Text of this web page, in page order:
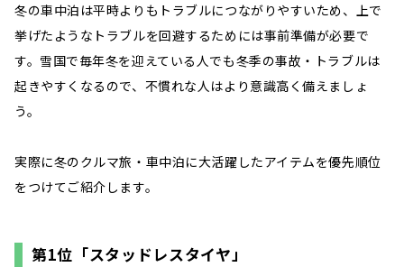
冬の車中泊は平時よりもトラブルにつながりやすいため、上で
挙げたようなトラブルを回避するためには事前準備が必要で
す。雪国で毎年冬を迎えている人でも冬季の事故・トラブルは
起きやすくなるので、不慣れな人はより意識高く備えましょ
う。
実際に冬のクルマ旅・車中泊に大活躍したアイテムを優先順位
をつけてご紹介します。
第1位「スタッドレスタイヤ」